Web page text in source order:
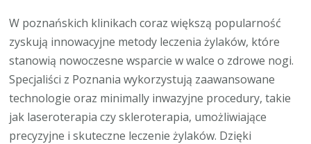
W poznańskich klinikach coraz większą popularność
zyskują innowacyjne metody leczenia żylaków, które
stanowią nowoczesne wsparcie w walce o zdrowe nogi.
Specjaliści z Poznania wykorzystują zaawansowane
technologie oraz minimally inwazyjne procedury, takie
jak laseroterapia czy skleroterapia, umożliwiające
precyzyjne i skuteczne leczenie żylaków. Dzięki